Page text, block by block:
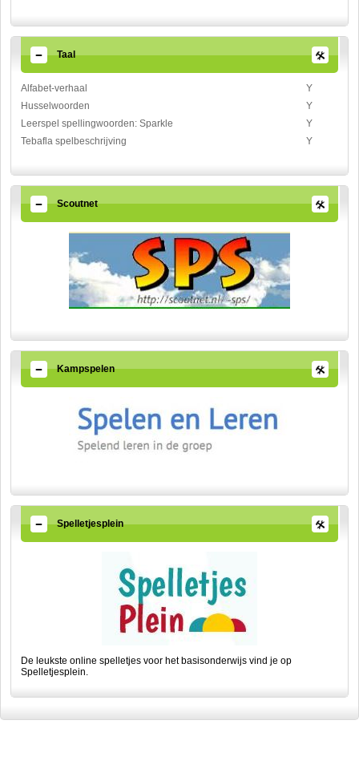
Taal
Alfabet-verhaal
Y
Husselwoorden
Y
Leerspel spellingwoorden: Sparkle
Y
Tebafla spelbeschrijving
Y
Scoutnet
Kampspelen
Spelletjesplein
De leukste online spelletjes voor het basisonderwijs vind je op
Spelletjesplein.